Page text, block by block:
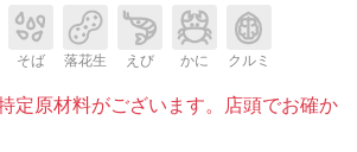
そば 落花生 えび かに クルミ
定原材料がございます。店頭でお確か